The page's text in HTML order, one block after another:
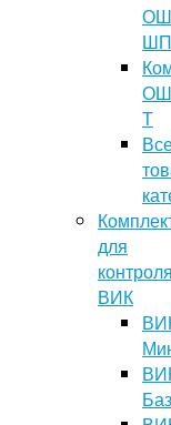
ШП
Т
для
контроля
ВИК